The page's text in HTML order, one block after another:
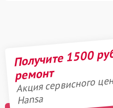
Получите 1500
ремонт
Акция сервисного
Hansa